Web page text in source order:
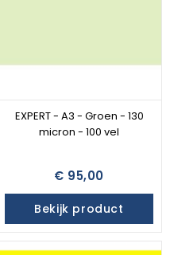
EXPERT - A3 - Groen - 130
micron - 100 vel
€ 95,00
Bekijk product